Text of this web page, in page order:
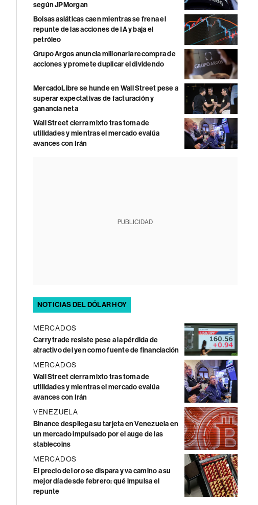
según JPMorgan
Bolsas asiáticas caen mientras se frena el
repunte de las acciones de IA y baja el
petróleo
Grupo Argos anuncia millonaria recompra de
acciones y promete duplicar el dividendo
MercadoLibre se hunde en Wall Street pese a
superar expectativas de facturación y
ganancia neta
Wall Street cierra mixto tras toma de
utilidades y mientras el mercado evalúa
avances con Irán
PUBLICIDAD
NOTICIAS DEL DÓLAR HOY
MERCADOS
Carry trade resiste pese a la pérdida de
atractivo del yen como fuente de financiación
MERCADOS
Wall Street cierra mixto tras toma de
utilidades y mientras el mercado evalúa
avances con Irán
VENEZUELA
Binance despliega su tarjeta en Venezuela en
un mercado impulsado por el auge de las
stablecoins
MERCADOS
El precio del oro se dispara y va camino a su
mejor día desde febrero: qué impulsa el
repunte